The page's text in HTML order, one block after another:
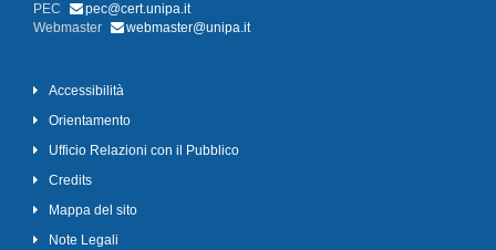
PEC
pec@cert.unipa.it
Webmaster
webmaster@unipa.it
Accessibilità
Orientamento
Ufficio Relazioni con il Pubblico
Credits
Mappa del sito
Note Legali